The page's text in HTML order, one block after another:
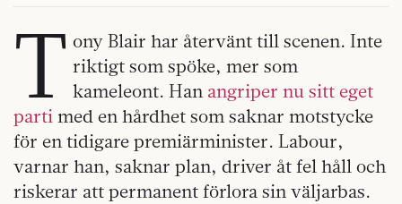
T ony Blair har återvänt till scenen. Inte
riktigt som spöke, mer som
kameleont. Han angriper nu sitt eget
parti med en hårdhet som saknar motstycke
för en tidigare premiärminister. Labour,
varnar han, saknar plan, driver åt fel håll och
riskerar att permanent förlora sin väljarbas.